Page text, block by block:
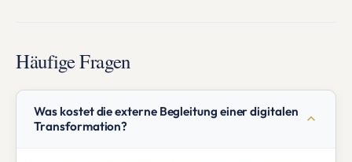
Häufige Fragen
Was kostet die externe Begleitung einer digitalen
Transformation?